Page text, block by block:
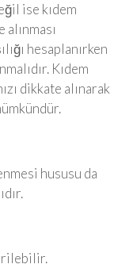
ise kıdem
hesaplanırken
Kıdem
dikkate alınarak
hususu da